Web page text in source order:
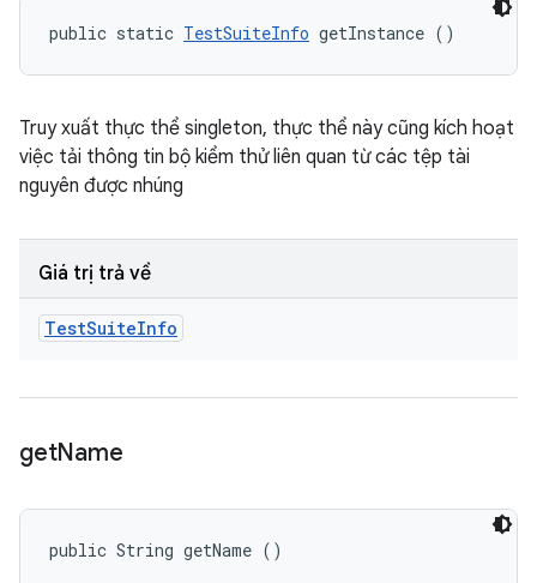
public static TestSuiteInfo getInstance ()
Truy xuất thực thể singleton, thực thể này cũng kích hoạt
việc tải thông tin bộ kiểm thử liên quan từ các tệp tài
nguyên được nhúng
Giá trị trả về
TestSuiteInfo
getName
public String getName ()